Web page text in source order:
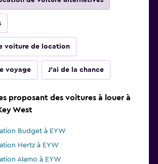
voiture de location
voyage J'ai de la chance
proposant des voitures à louer à
West
Budget à EYW
Hertz à EYW
Alamo à EYW